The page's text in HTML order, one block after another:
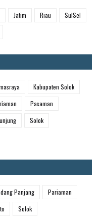
Jatim Riau
SulSel
Kabupaten Solok
Pasaman
Solok
Panjang
Pariaman
Solok